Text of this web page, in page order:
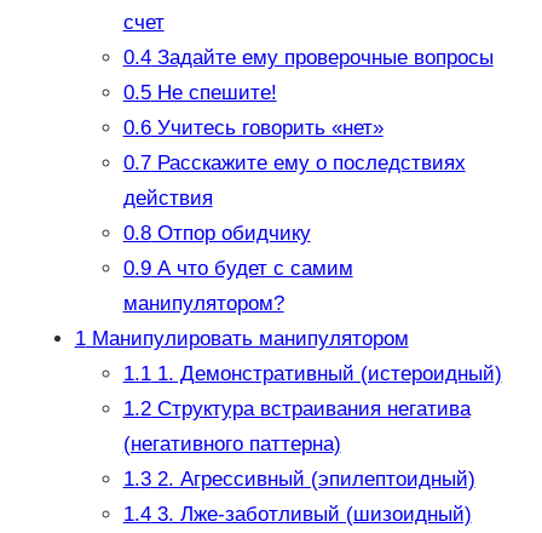
счет
0.4Задайте ему проверочные вопросы
0.5Не спешите!
0.6Учитесь говорить «нет»
0.7Расскажите ему о последствиях
действия
0.8Отпор обидчику
0.9А что будет с самим
манипулятором?
1Манипулировать манипулятором
1.11. Демонстративный (истероидный)
1.2Структура встраивания негатива
(негативного паттерна)
1.32. Агрессивный (эпилептоидный)
1.43. Лже-заботливый (шизоидный)